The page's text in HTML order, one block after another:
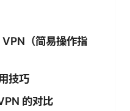
（简易操作指
技巧
的对比